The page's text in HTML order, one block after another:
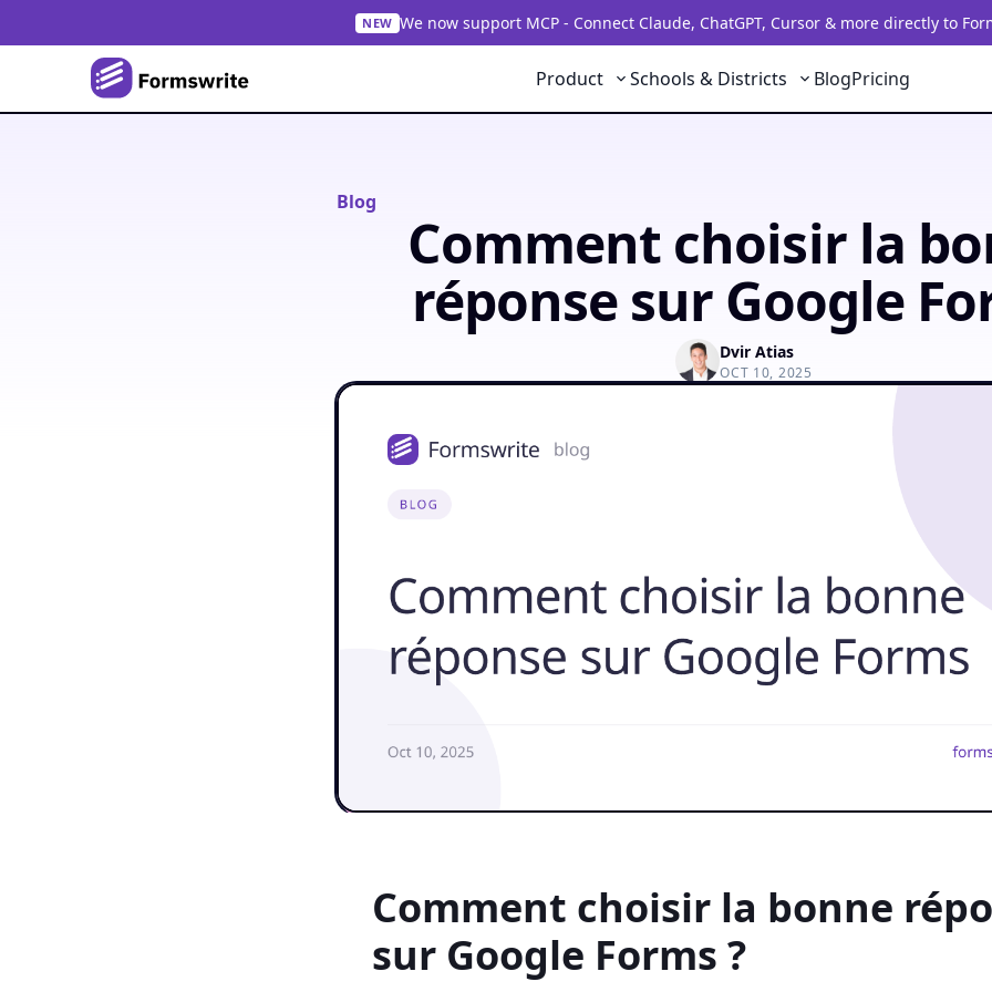
NEW We now support MCP - Connect Claude, ChatGPT, Cursor & more directly to
Product Schools & Districts BlogPricing
Blog
Comment choisir la
réponse sur Google
Dvir Atias
OCT 10, 2025
Comment choisir la bonne
sur Google Forms ?